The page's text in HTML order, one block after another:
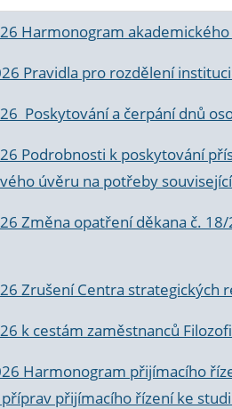
Harmonogram
Pravidla pro rozdělení
Poskytování a čerpání dnů
Podrobnosti k poskytování
úvěru na potřeby
Změna opatření děkana č.
Zrušení Centra strategických
k cestám zaměstnanců
Harmonogram přijímacího
přijímacího řízení ke